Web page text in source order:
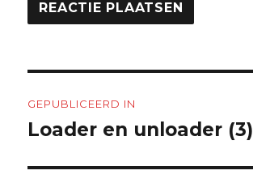
navigatie
GEPUBLICEERD IN
Loader en unloader (3)